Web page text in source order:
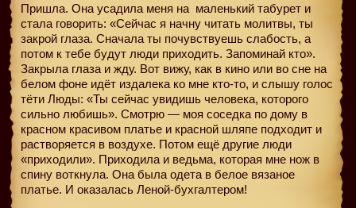
Пришла. Она усадила меня на маленький табурет и
стала говорить: «Сейчас я начну читать молитвы, ты
закрой глаза. Сначала ты почувствуешь слабость, а
потом к тебе будут люди приходить. Запоминай кто».
Закрыла глаза и жду. Вот вижу, как в кино или во сне на
белом фоне идёт издалека ко мне кто-то, и слышу голос
тёти Люды: «Ты сейчас увидишь человека, которого
сильно любишь». Смотрю — моя соседка по дому в
красном красивом платье и красной шляпе подходит и
растворяется в воздухе. Потом ещё другие люди
«приходили». Приходила и ведьма, которая мне нож в
спину воткнула. Она была одета в белое вязаное
платье. И оказалась Леной-бухгалтером!